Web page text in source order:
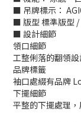
■ 吊牌標示：
■ 版型 標準版型 /
■ 設計細節
領口細節
工整俐落的翻領設
品牌標籤
袖口處綴有品牌
下擺細節
平整的下擺處理